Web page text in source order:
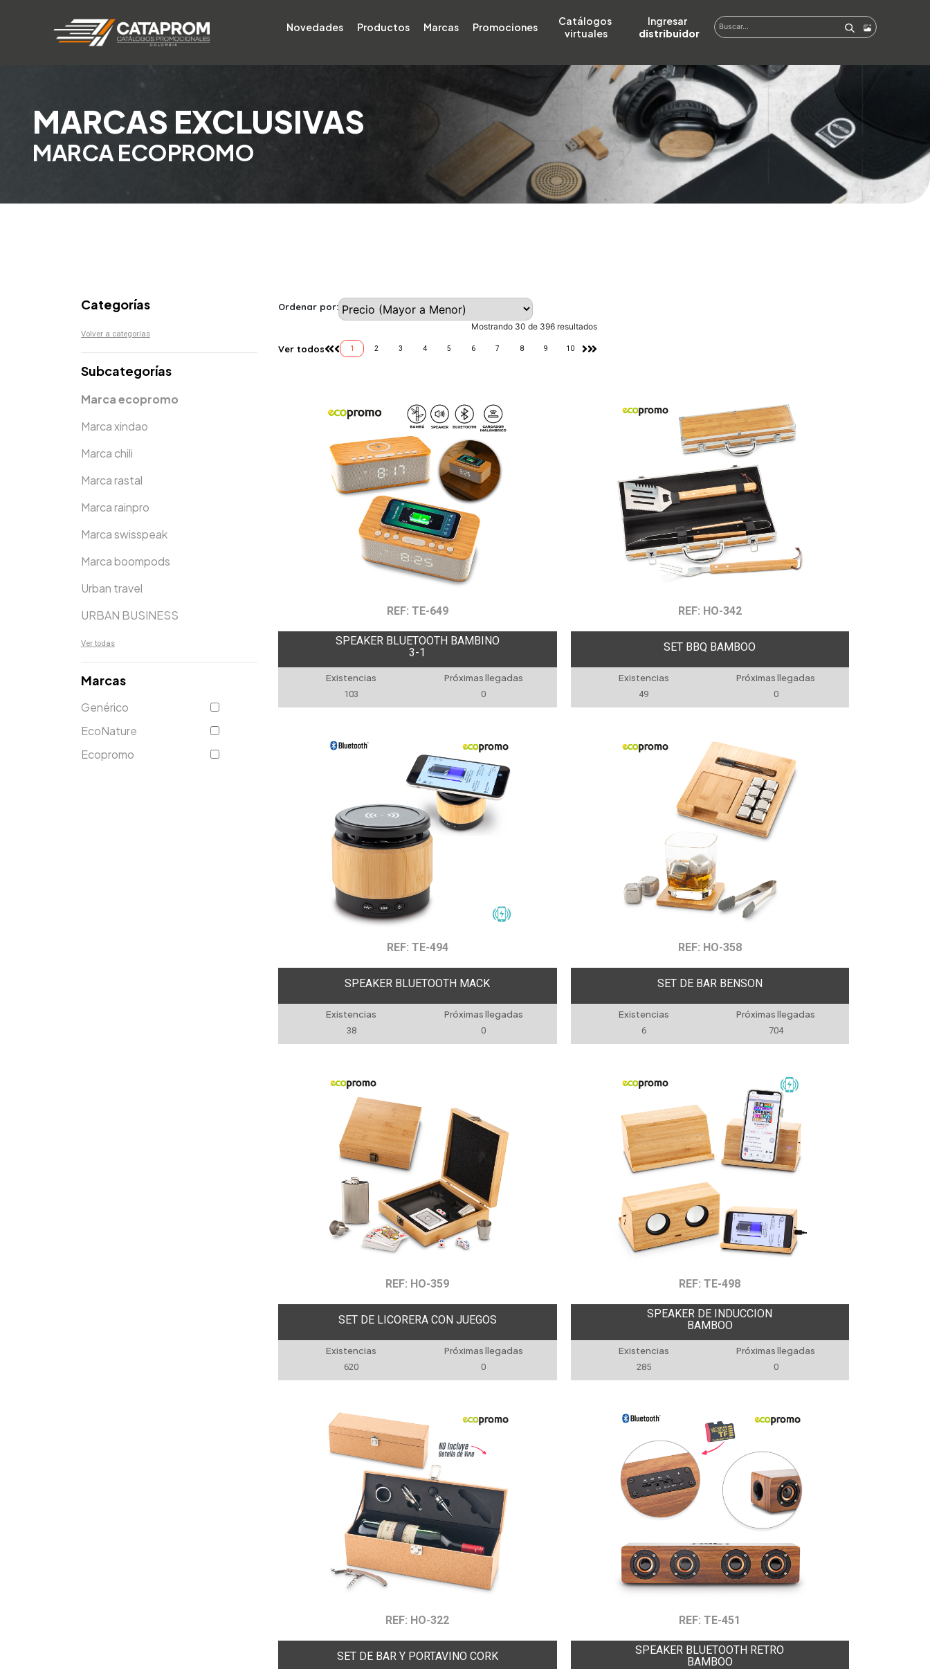
Novedades Productos Marcas Promociones
Catálogos
virtuales
distribuidor
MARCAS EXCLUSIVAS
MARCA ECOPROMO
Categorías
Volver a categorías
Subcategorías
Marca ecopromo
Marca xindao
Marca chili
Marca rastal
Marca rainpro
Marca swisspeak
Marca boompods
Urban travel
URBAN BUSINESS
Ver todas
Marcas
Genérico
EcoNature
Ecopromo
Ordenar por:
Mostrando 30 de 396 resultados
Ver todos 1 2 3 4 5 6 7 8 9 10
REF: TE-649
SPEAKER BLUETOOTH BAMBINO
3-1
Existencias
103
Próximas llegadas
0
REF: HO-342
SET BBQ BAMBOO
Existencias
49
Próximas llegadas
0
REF: TE-494
SPEAKER BLUETOOTH MACK
Existencias
38
Próximas llegadas
0
REF: HO-358
SET DE BAR BENSON
Existencias
6
Próximas llegadas
704
REF: HO-359
SET DE LICORERA CON JUEGOS
Existencias
620
Próximas llegadas
0
REF: TE-498
SPEAKER DE INDUCCION
BAMBOO
Existencias
285
Próximas llegadas
0
REF: HO-322
SET DE BAR Y PORTAVINO CORK
REF: TE-451
SPEAKER BLUETOOTH RETRO
BAMBOO